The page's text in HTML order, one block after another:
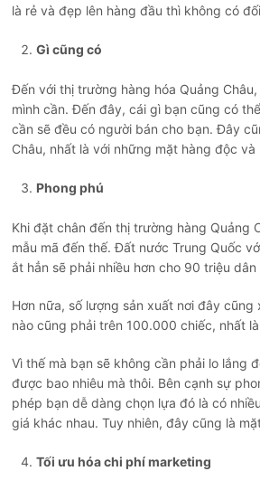
là rẻ và đẹp lên hàng đầu thì không có
Gì cũng có
Đến với thị trường hàng hóa Quảng
mình cần. Đến đây, cái gì bạn cũng có
cần sẽ đều có người bán cho bạn. Đây
Châu, nhất là với những mặt hàng độc và
Phong phú
Khi đặt chân đến thị trường hàng Quảng
mẫu mã đến thế. Đất nước Trung Quốc
ắt hẳn sẽ phải nhiều hơn cho 90 triệu dân
Hơn nữa, số lượng sản xuất nơi đây
nào cũng phải trên 100.000 chiếc, nhất
Vì thế mà bạn sẽ không cần phải lo lắng
được bao nhiêu mà thôi. Bên cạnh sự
phép bạn dễ dàng chọn lựa đó là có
giá khác nhau. Tuy nhiên, đây cũng là
Tối ưu hóa chi phí marketing